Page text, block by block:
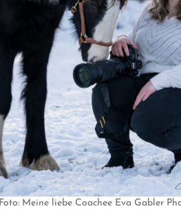
Foto: Meine liebe Coachee Eva Gabler